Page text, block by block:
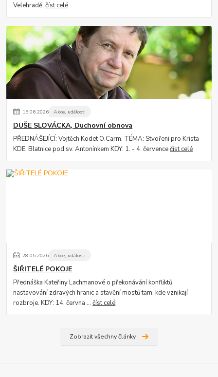
Velehradě.číst celé
15.06.2026 Akce, události
DUŠE SLOVÁCKA, Duchovní obnova
PŘEDNÁŠEJÍCÍ: Vojtěch Kodet O.Carm. TÉMA: Stvořeni pro Krista
KDE: Blatnice pod sv. Antonínkem KDY: 1. - 4. červencečíst celé
28.05.2026 Akce, události
ŠIŘITELÉ POKOJE
Přednáška Kateřiny Lachmanové o překonávání konfliktů,
nastavování zdravých hranic a stavění mostů tam, kde vznikají
rozbroje. KDY: 14. června ...číst celé
Zobrazit všechny články